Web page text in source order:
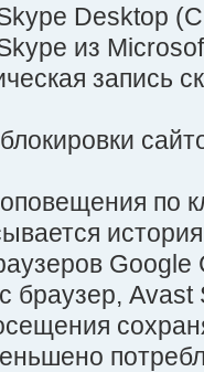
Desktop
из
запись
по
браузер,